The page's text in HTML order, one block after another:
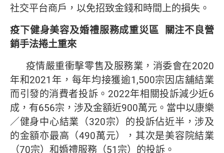
社交平台商戶，以免招致金錢和時間上的損失。
疫下健身美容及婚禮服務成重災區 關注不良營
銷手法捲土重來
疫情嚴重衝擊零售及服務業，消委會在2020
年和2021年，每年均接獲逾1,500宗因店舖結業
而引發的消費者投訴。2022年相關投訴減少近6
成，有656宗，涉及金額近900萬元。當中以康樂
／健身中心結業（320宗）的投訴佔近半，涉及
的金額亦最高（490萬元），其次是美容院結業
（70宗）和婚禮服務（51宗）的投訴。